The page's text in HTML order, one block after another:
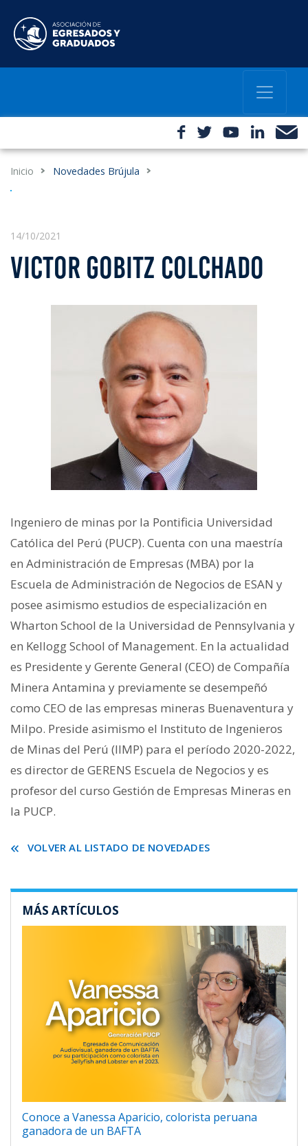
Inicio Novedades Brújula
14/10/2021
VICTOR GOBITZ COLCHADO
Ingeniero de minas por la Pontificia Universidad
Católica del Perú (PUCP). Cuenta con una maestría
en Administración de Empresas (MBA) por la
Escuela de Administración de Negocios de ESAN y
posee asimismo estudios de especialización en
Wharton School de la Universidad de Pennsylvania y
en Kellogg School of Management. En la actualidad
es Presidente y Gerente General (CEO) de Compañía
Minera Antamina y previamente se desempeñó
como CEO de las empresas mineras Buenaventura y
Milpo. Preside asimismo el Instituto de Ingenieros
de Minas del Perú (IIMP) para el período 2020-2022,
es director de GERENS Escuela de Negocios y es
profesor del curso Gestión de Empresas Mineras en
la PUCP.
VOLVER AL LISTADO DE NOVEDADES
MÁS ARTÍCULOS
Conoce a Vanessa Aparicio, colorista peruana
ganadora de un BAFTA